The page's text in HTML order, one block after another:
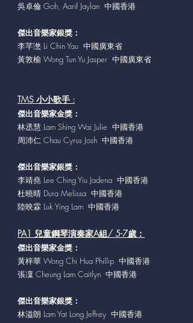
吳卓倫 Goh, Aarif Jaylan 中國香港
傑出音樂家銀獎：
李芊滺 Li Chin Yau 中國廣東省
黃敦榆 Wong Tun Yu Jasper 中國廣東省
TMS 小小歌手 :
傑出音樂家金獎：
林丞慧 Lam Shing Wai Julie 中國香港
周沛仁 Chau Cyrus Josh 中國香港
傑出音樂家銀獎：
李靖堯 Lee Ching Yiu Jadena 中國香港
杜曉晴 Dura Melissa 中國香港
陸映霖 Luk Ying Lam 中國香港
PA1 兒童鋼琴演奏家A組/ 5-7歲：
傑出音樂家金獎：
黃梓華 Wong Chi Hua Phillip 中國香港
張凜 Cheung Lam Caitlyn 中國香港
傑出音樂家銀獎：
林溢朗 Lam Yat Long Jeffrey 中國香港